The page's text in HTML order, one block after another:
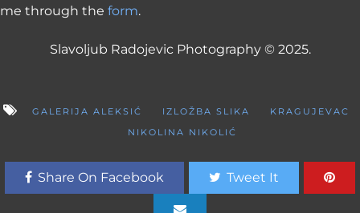
me through the form.
Slavoljub Radojevic Photography © 2025.
GALERIJA ALEKSIĆ IZLOŽBA SLIKA
KRAGUJEVAC
NIKOLINA NIKOLIĆ
Share On Facebook Tweet It